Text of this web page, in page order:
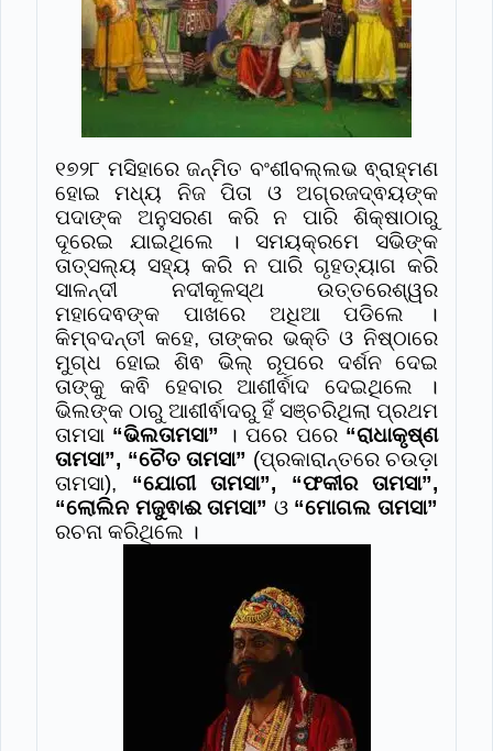
୧୭୨୮ ମସିହାରେ ଜନ୍ମିତ ବଂଶୀବଲ୍ଲଭ ଵ୍ରାହ୍ମଣ
ହୋଇ ମଧ୍ୟ ନିଜ ପିତା ଓ ଅଗ୍ରଜଦ୍ଵୟଙ୍କ
ପଦାଙ୍କ ଅନୁସରଣ କରି ନ ପାରି ଶିକ୍ଷାଠାରୁ
ଦୂରେଇ ଯାଇଥିଲେ । ସମୟକ୍ରମେ ସଭିଙ୍କ
ତାତ୍ସଲ୍ୟ ସହ୍ୟ କରି ନ ପାରି ଗୃହତ୍ୟାଗ କରି
ସାଳନ୍ଦୀ ନଦୀକୂଳସ୍ଥ ଉତ୍ତରେଶ୍ୱର
ମହାଦେଵଙ୍କ ପାଖରେ ଅଧିଆ ପଡିଲେ ।
କିମ୍ବଦନ୍ତୀ କହେ, ତାଙ୍କର ଭକ୍ତି ଓ ନିଷ୍ଠାରେ
ମୁଗ୍ଧ ହୋଇ ଶିଵ ଭିଲ୍ ରୂପରେ ଦର୍ଶନ ଦେଇ
ତାଙ୍କୁ କଵି ହେବାର ଆଶୀର୍ଵାଦ ଦେଇଥିଲେ ।
ଭିଲଙ୍କ ଠାରୁ ଆଶୀର୍ଵାଦରୁ ହିଁ ସଞ୍ଚରିଥିଲା ପ୍ରଥମ
ତାମସା “ଭିଲତାମସା” । ପରେ ପରେ “ରାଧାକୃଷ୍ଣ
ତାମସା”, “ଚୈତ ତାମସା” (ପ୍ରକାରାନ୍ତରେ ଚଉଡ଼ା
ତାମସା), “ଯୋଗୀ ତାମସା”, “ଫକୀର ତାମସା”,
“ଲୋଲିନ ମଜୁଵାଈ ତାମସା” ଓ “ମୋଗଲ ତାମସା”
ରଚନା କରିଥିଲେ ।